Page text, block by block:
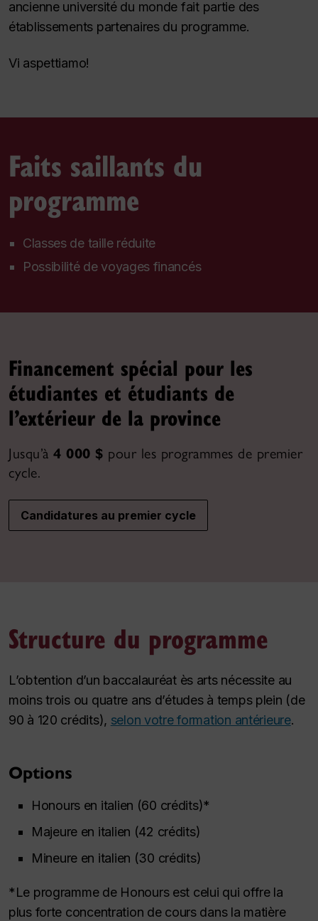
ancienne université du monde fait partie des
établissements partenaires du programme.
Vi aspettiamo!
Faits saillants du
programme
Classes de taille réduite
Possibilité de voyages financés
Financement spécial pour les
étudiantes et étudiants de
l’extérieur de la province
Jusqu’à 4 000 $ pour les programmes de premier
cycle.
Candidatures au premier cycle
Structure du programme
L’obtention d’un baccalauréat ès arts nécessite au
moins trois ou quatre ans d’études à temps plein (de
90 à 120 crédits), selon votre formation antérieure.
Options
Honours en italien (60 crédits)*
Majeure en italien (42 crédits)
Mineure en italien (30 crédits)
*Le programme de Honoursest celui qui offre la
plus forte concentration de cours dans la matière